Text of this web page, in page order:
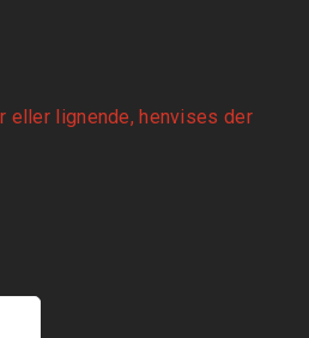
eller lignende, henvises der